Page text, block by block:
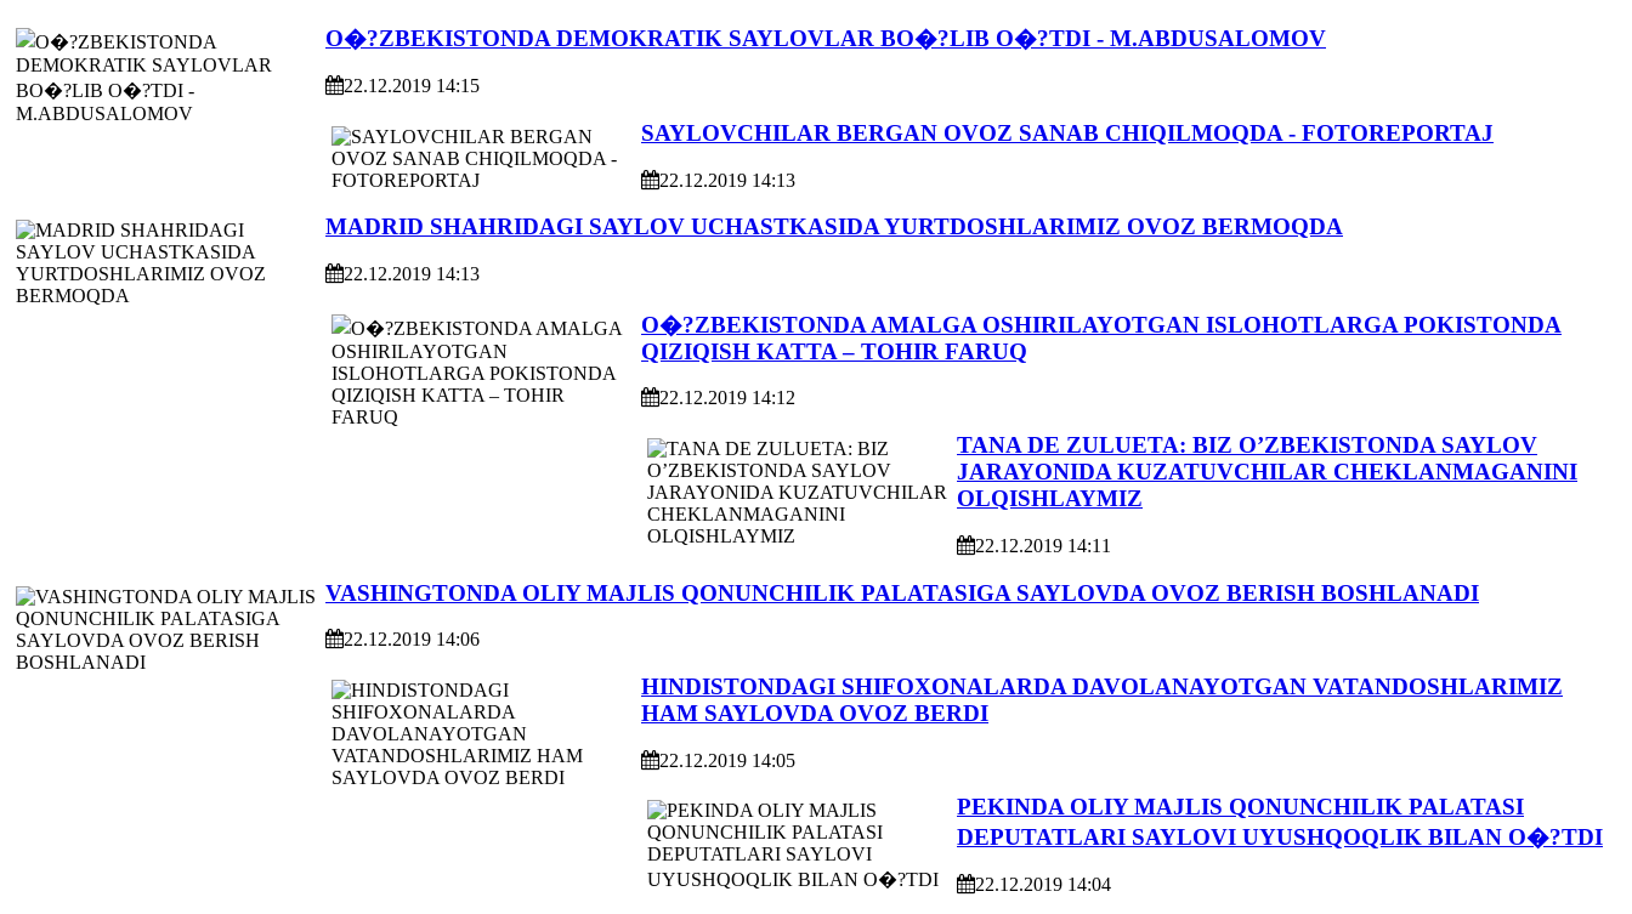
O�?ZBEKISTONDA DEMOKRATIK SAYLOVLAR BO�?LIB O�?TDI - M.ABDUSALOMOV
22.12.2019 14:15
SAYLOVCHILAR BERGAN OVOZ SANAB CHIQILMOQDA - FOTOREPORTAJ
22.12.2019 14:13
MADRID SHAHRIDAGI SAYLOV UCHASTKASIDA YURTDOSHLARIMIZ OVOZ BERMOQDA
22.12.2019 14:13
O�?ZBEKISTONDA AMALGA OSHIRILAYOTGAN ISLOHOTLARGA POKISTONDA
QIZIQISH KATTA – TOHIR FARUQ
22.12.2019 14:12
TANA DE ZULUETA: BIZ O’ZBEKISTONDA SAYLOV
JARAYONIDA KUZATUVCHILAR CHEKLANMAGANINI
OLQISHLAYMIZ
22.12.2019 14:11
VASHINGTONDA OLIY MAJLIS QONUNCHILIK PALATASIGA SAYLOVDA OVOZ BERISH BOSHLANADI
22.12.2019 14:06
HINDISTONDAGI SHIFOXONALARDA DAVOLANAYOTGAN VATANDOSHLARIMIZ
HAM SAYLOVDA OVOZ BERDI
22.12.2019 14:05
PEKINDA OLIY MAJLIS QONUNCHILIK PALATASI
DEPUTATLARI SAYLOVI UYUSHQOQLIK BILAN O�?TDI
22.12.2019 14:04